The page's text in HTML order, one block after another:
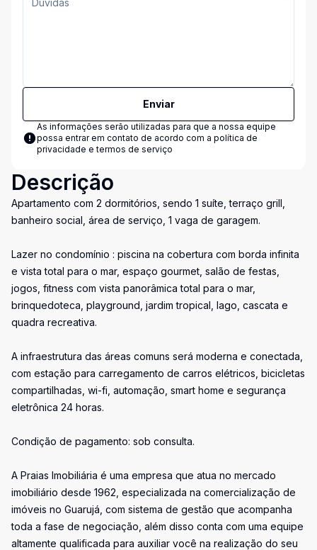
Enviar
As informações serão utilizadas para que a nossa equipe
possa entrar em contato de acordo com a política de
privacidade e termos de serviço
Descrição
Apartamento com 2 dormitórios, sendo 1 suíte, terraço grill,
banheiro social, área de serviço, 1 vaga de garagem.
Lazer no condomínio : piscina na cobertura com borda infinita
e vista total para o mar, espaço gourmet, salão de festas,
jogos, fitness com vista panorâmica total para o mar,
brinquedoteca, playground, jardim tropical, lago, cascata e
quadra recreativa.
A infraestrutura das áreas comuns será moderna e conectada,
com estação para carregamento de carros elétricos, bicicletas
compartilhadas, wi-fi, automação, smart home e segurança
eletrônica 24 horas.
Condição de pagamento: sob consulta.
A Praias Imobiliária é uma empresa que atua no mercado
imobiliário desde 1962, especializada na comercialização de
imóveis no Guarujá, com sistema de gestão que acompanha
toda a fase de negociação, além disso conta com uma equipe
altamente qualificada para auxiliar você na realização do seu